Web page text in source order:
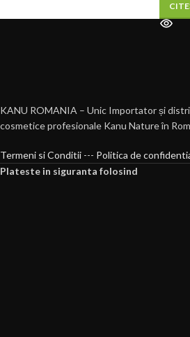
KANU ROMANIA – Unic Importator și
cosmetice profesionale Kanu Nature în
Termeni si Conditii --- Politica de
Plateste in siguranta folosind